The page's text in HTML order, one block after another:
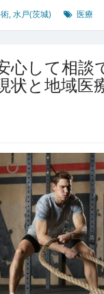
,水戸(茨城) 医療
心して相談
状と地域医